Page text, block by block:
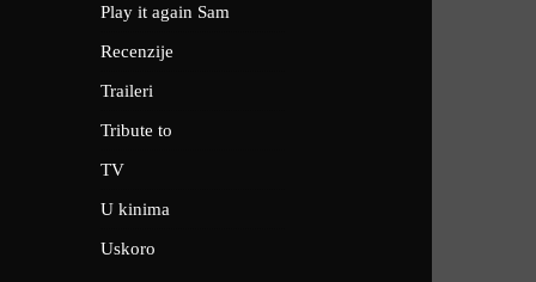
Play it again Sam
Recenzije
Traileri
Tribute to
TV
U kinima
Uskoro